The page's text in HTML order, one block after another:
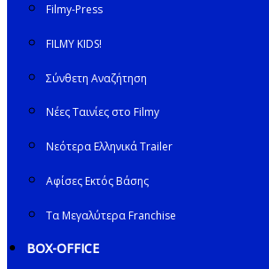
Filmy-Press
FILMY KIDS!
Σύνθετη Αναζήτηση
Νέες Ταινίες στο Filmy
Νεότερα Ελληνικά Trailer
Αφίσες Εκτός Βάσης
Τα Μεγαλύτερα Franchise
BOX-OFFICE